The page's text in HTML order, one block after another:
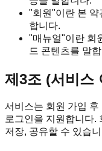
"회원"이란 본 약
합니다.
"매뉴얼"이란 회
드 콘텐츠를 말
제3조 (서비스
서비스는 회원 가입
로그인을 지원합니다.
저장, 공유할 수 있습